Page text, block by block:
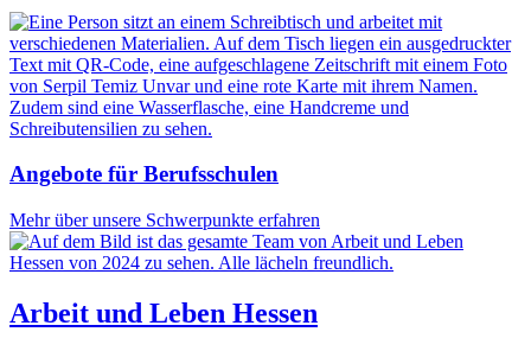
Angebote für Berufsschulen
Mehr über unsere Schwerpunkte erfahren
Arbeit und Leben Hessen